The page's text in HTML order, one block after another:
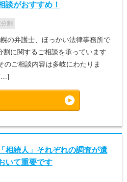
談がおすすめ！
割
の弁護士、ほっかい法律事務所で
に関するご相談を承っています
のご相談内容は多岐にわたりま
相続人」それぞれの調査が遺
いて重要です